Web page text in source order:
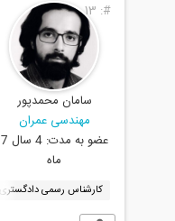
طراحی سازه، محاسبات ، نظارت ، اجرا
#:
13
سامان محمدپور
مهندسی عمران
عضو به مدت:
4 سال 7
ماه
کارشناس رسمی دادگستری